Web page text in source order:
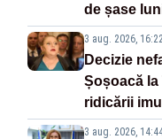
de șase
3 aug. 2026,
Decizie
Șoșoacă
ridicării
3 aug. 2026,